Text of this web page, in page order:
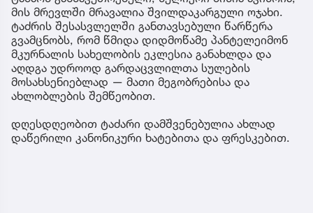
მის მრევლში მრავალია შვილდაკარგული ოჯახი.
ტაძრის შესასვლელში განთავსებული წარწერა
გვამცნობს, რომ წმიდა დიდმოწამე პანტელეიმონ
მკურნალის სახელობის ეკლესია განახლდა და
აღდგა უდროოდ გარდაცვლილთა სულების
მოსახსენიებლად — მათი მეგობრებისა და
ახლობლების შემწეობით.
დღესდღეობით ტაძარი დამშვენებულია ახლად
დაწერილი კანონიკური ხატებითა და ფრესკებით.